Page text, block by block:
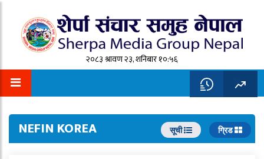
२०८३ श्रावण २३, शनिबार १०:५६
NEFIN KOREA सूची ग्रिड